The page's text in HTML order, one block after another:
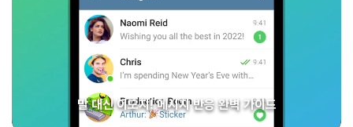
말 대신 이모지! 메시지 반응 완벽 가이드